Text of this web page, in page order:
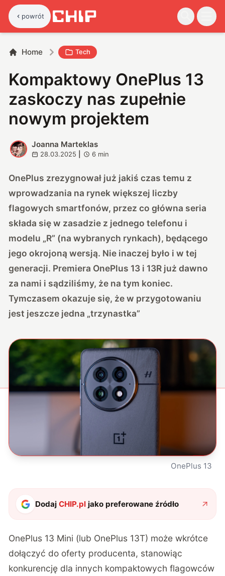
powrót
Home Tech
Kompaktowy OnePlus 13
zaskoczy nas zupełnie
nowym projektem
J
Joanna Marteklas
28.03.2025 6 min
OnePlus zrezygnował już jakiś czas temu z
wprowadzania na rynek większej liczby
flagowych smartfonów, przez co główna seria
składa się w zasadzie z jednego telefonu i
modelu „R” (na wybranych rynkach), będącego
jego okrojoną wersją. Nie inaczej było i w tej
generacji. Premiera OnePlus 13 i 13R już dawno
za nami i sądziliśmy, że na tym koniec.
Tymczasem okazuje się, że w przygotowaniu
jest jeszcze jedna „trzynastka”
OnePlus 13
DodajCHIP.pl jako preferowane źródło
OnePlus 13 Mini (lub OnePlus 13T) może wkrótce
dołączyć do oferty producenta, stanowiąc
konkurencję dla innych kompaktowych flagowców